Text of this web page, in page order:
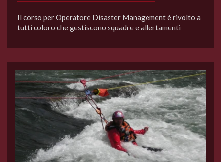
Il corso per Operatore Disaster Management è rivolto a
tutti coloro che gestiscono squadre e allertamenti